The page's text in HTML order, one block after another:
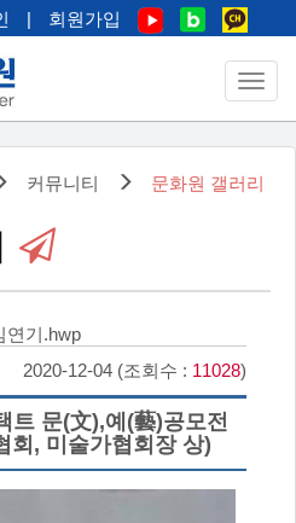
| 회원가입
커뮤니티 문화원 갤러리
연기.hwp
2020-12-04 (조회수 : 11028)
트 문(文),예(藝)공모전
회, 미술가협회장 상)